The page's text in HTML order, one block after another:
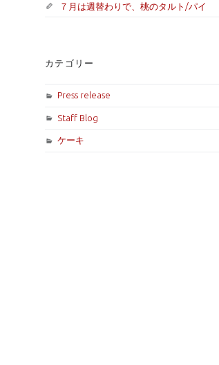
７月は週替わりで、桃のタルト/パイ
カテゴリー
Press release
Staff Blog
ケーキ